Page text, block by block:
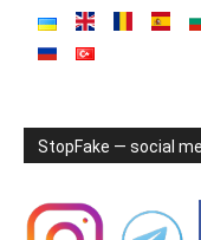
StopFake — social